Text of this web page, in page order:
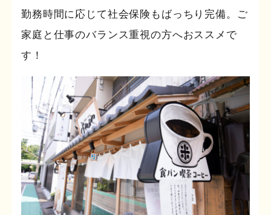
勤務時間に応じて社会保険もばっちり完備。ご
家庭と仕事のバランス重視の方へおススメで
す！